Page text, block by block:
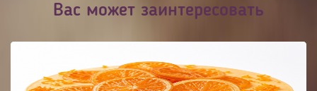
Вас может заинтересовать